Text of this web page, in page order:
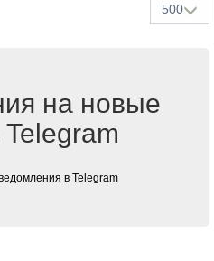
500
на новые
в Telegram